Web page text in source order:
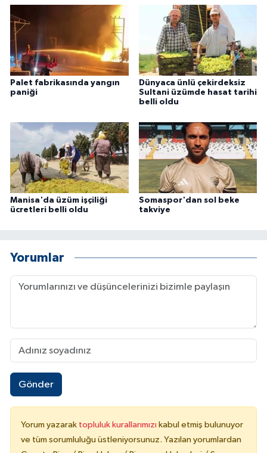
Palet fabrikasında yangın
paniği
Dünyaca ünlü çekirdeksiz
Sultani üzümde hasat tarihi
belli oldu
Manisa'da üzüm işçiliği
ücretleri belli oldu
Somaspor'dan sol beke
takviye
Yorumlar
Gönder
Yorum yazarak topluluk kurallarımızı kabul etmiş bulunuyor
ve tüm sorumluluğu üstleniyorsunuz. Yazılan yorumlardan